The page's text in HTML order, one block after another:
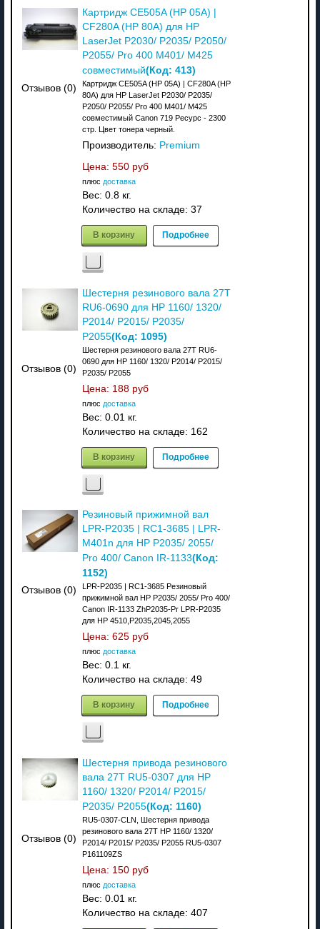
Отзывов (0)
Картридж CE505A (HP 05A) |
CF280A (HP 80A) для HP
LaserJet P2030/ P2035/ P2050/
P2055/ Pro 400 M401/ M425
совместимый(Код: 413)
Картридж CE505A (HP 05A) | CF280A (HP
80A) для HP LaserJet P2030/ P2035/
P2050/ P2055/ Pro 400 M401/ M425
совместимый Canon 719 Ресурс - 2300
стр. Цвет тонера черный.
Производитель: Premium
Цена: 550 руб
плюс доставка
Вес: 0.8 кг.
Количество на складе: 37
В корзину Подробнее
Отзывов (0)
Шестерня резинового вала 27T
RU6-0690 для HP 1160/ 1320/
P2014/ P2015/ P2035/
P2055(Код: 1095)
Шестерня резинового вала 27T RU6-
0690 для HP 1160/ 1320/ P2014/ P2015/
P2035/ P2055
Цена: 188 руб
плюс доставка
Вес: 0.01 кг.
Количество на складе: 162
В корзину Подробнее
Отзывов (0)
Резиновый прижимной вал
LPR-P2035 | RC1-3685 | LPR-
M401n для HP P2035/ 2055/
Pro 400/ Canon IR-1133(Код:
1152)
LPR-P2035 | RC1-3685 Резиновый
прижимной вал HP P2035/ 2055/ Pro 400/
Canon IR-1133 ZhP2035-Pr LPR-P2035
для HP 4510,P2035,2045,2055
Цена: 625 руб
плюс доставка
Вес: 0.1 кг.
Количество на складе: 49
В корзину Подробнее
Отзывов (0)
Шестерня привода резинового
вала 27T RU5-0307 для HP
1160/ 1320/ P2014/ P2015/
P2035/ P2055(Код: 1160)
RU5-0307-CLN, Шестерня привода
резинового вала 27T HP 1160/ 1320/
P2014/ P2015/ P2035/ P2055 RU5-0307
P161109ZS
Цена: 150 руб
плюс доставка
Вес: 0.01 кг.
Количество на складе: 407